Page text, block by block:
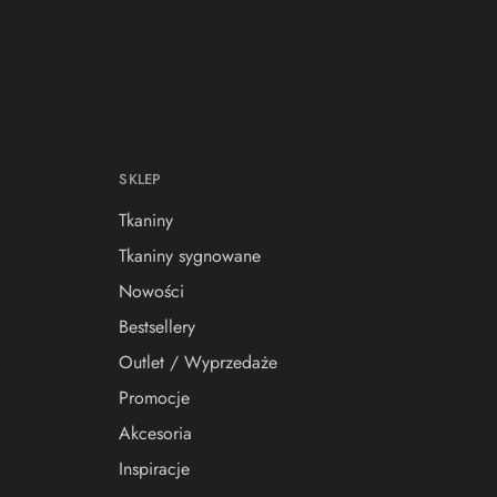
SKLEP
Tkaniny
Tkaniny sygnowane
Nowości
Bestsellery
Outlet / Wyprzedaże
Promocje
Akcesoria
Inspiracje